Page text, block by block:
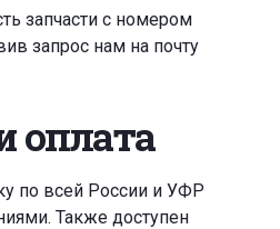
запчасти с номером
запрос нам на почту
оплата
по всей России и УФР
Также доступен